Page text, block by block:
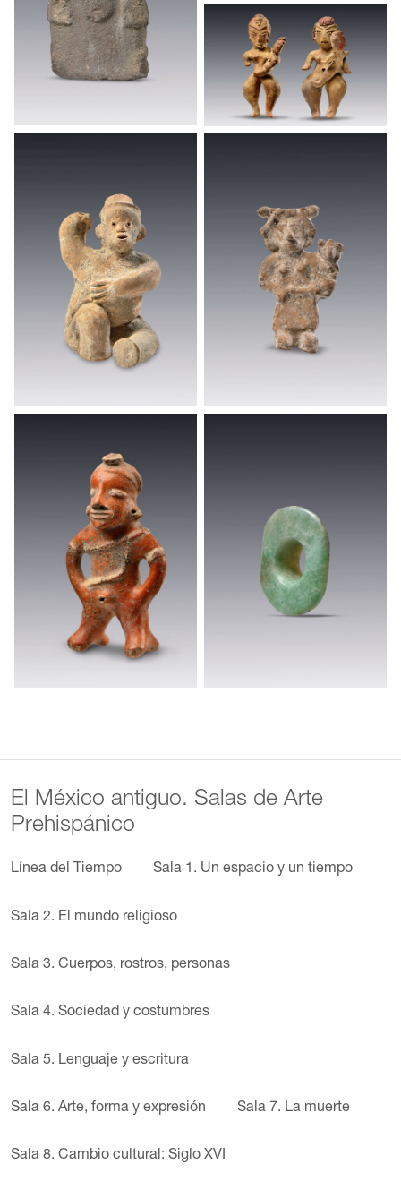
El México antiguo. Salas de Arte
Prehispánico
Línea del Tiempo Sala 1. Un espacio y un tiempo
Sala 2. El mundo religioso
Sala 3. Cuerpos, rostros, personas
Sala 4. Sociedad y costumbres
Sala 5. Lenguaje y escritura
Sala 6. Arte, forma y expresión Sala 7. La muerte
Sala 8. Cambio cultural: Siglo XVI